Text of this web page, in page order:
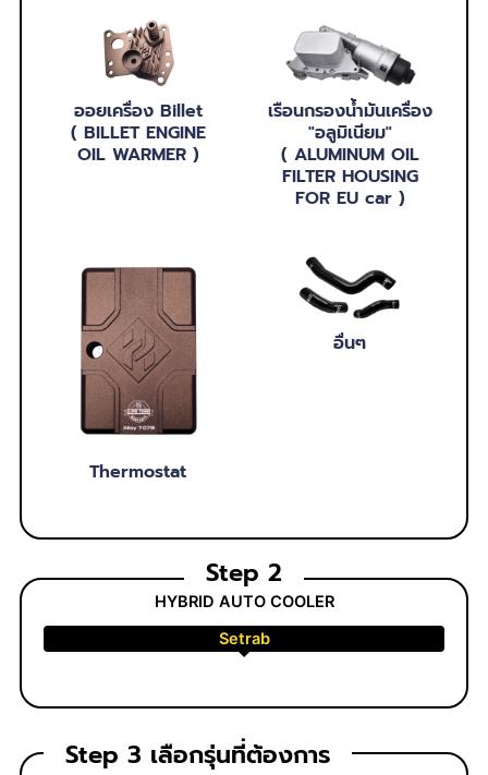
ออยเครื่อง Billet
( BILLET ENGINE
OIL WARMER )
เรือนกรองน้ำมันเครื่อง
"อลูมิเนียม"
( ALUMINUM OIL
FILTER HOUSING
FOR EU car )
Thermostat
อื่นๆ
Step 2
HYBRID AUTO COOLER
Setrab
Step 3 เลือกรุ่นที่ต้องการ